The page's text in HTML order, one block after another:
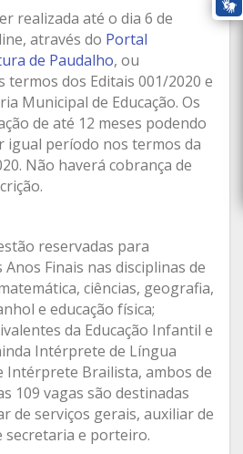
realizada até o dia 6 de
através do Portal
de Paudalho, ou
termos dos Editais 001/2020 e
Municipal de Educação. Os
de até 12 meses podendo
período nos termos da
Não haverá cobrança de
reservadas para
Finais nas disciplinas de
ciências, geografia,
e educação física;
da Educação Infantil e
Intérprete de Língua
Intérprete Brailista, ambos de
109 vagas são destinadas
de serviços gerais, auxiliar de
secretaria e porteiro.